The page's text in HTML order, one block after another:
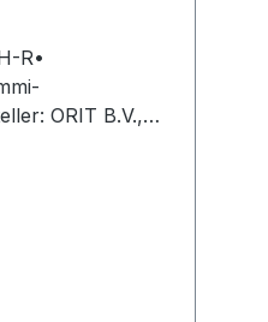
R•
ORIT B.V.,